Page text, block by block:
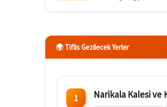
🌍 Tiflis Gezilecek Yerler
1 Narikala Kalesi ve